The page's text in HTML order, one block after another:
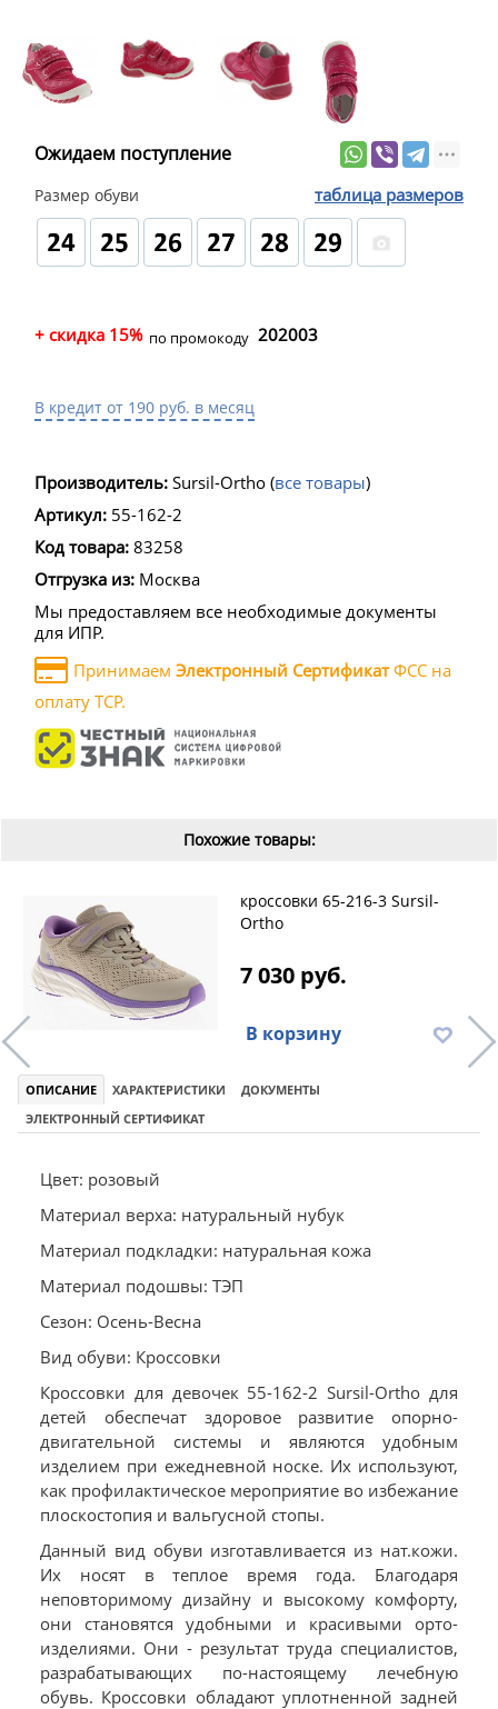
Ожидаем поступление
Размер обуви таблица размеров
+ скидка 15% по промокоду 202003
В кредит от 190 руб. в месяц
Производитель: Sursil-Ortho (все товары)
Артикул: 55-162-2
Код товара: 83258
Отгрузка из: Москва
Мы предоставляем все необходимые документы
для ИПР.
Принимаем Электронный СертификатФСС на
оплату ТСР.
Похожие товары:
кроссовки 65-216-3 Sursil-
Ortho
7 030 руб.
В корзину
ОПИСАНИЕ ХАРАКТЕРИСТИКИ
ДОКУМЕНТЫ
ЭЛЕКТРОННЫЙ СЕРТИФИКАТ
Цвет: розовый
Материал верха: натуральный нубук
Материал подкладки: натуральная кожа
Материал подошвы: ТЭП
Сезон: Осень-Весна
Вид обуви: Кроссовки
Кроссовки для девочек 55-162-2 Sursil-Ortho для
детей обеспечат здоровое развитие опорно-
двигательной системы и являются удобным
изделием при ежедневной носке. Их используют,
как профилактическое мероприятие во избежание
плоскостопия и вальгусной стопы.
Данный вид обуви изготавливается из нат.кожи.
Их носят в теплое время года. Благодаря
неповторимому дизайну и высокому комфорту,
они становятся удобными и красивыми орто-
изделиями. Они - результат труда специалистов,
разрабатывающих по-настоящему лечебную
обувь. Кроссовки обладают уплотненной задней